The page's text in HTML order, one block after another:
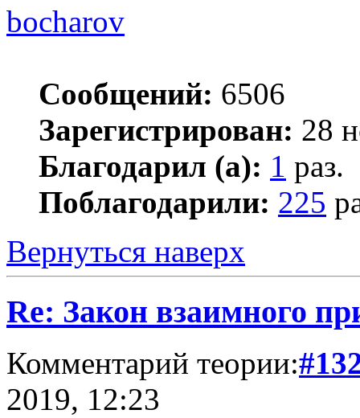
bocharov
Сообщений: 6506
Зарегистрирован: 28
Благодарил (а): 1 раз.
Поблагодарили: 225
Вернуться наверх
Re: Закон взаимного
Комментарий теории:
2019, 12:23